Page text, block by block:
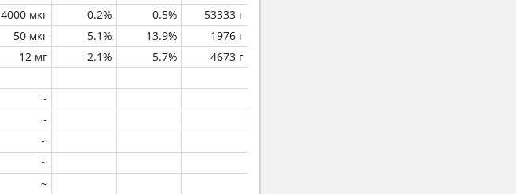
4000 мкг 0.2% 0.5%
53333 г
50 мкг 5.1% 13.9%
1976 г
12 мг 2.1% 5.7% 4673 г
~
~
~
~
~